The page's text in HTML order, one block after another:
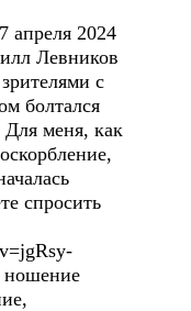
2024
Левников
с
болтался
меня, как
спросить